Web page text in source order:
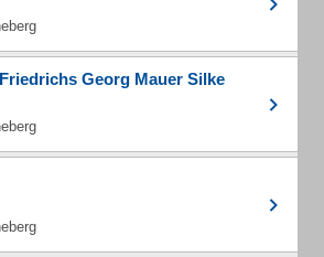
Georg Mauer Silke